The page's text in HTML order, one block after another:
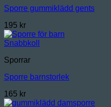
Sporre gummiklädd gents
195 kr
Snabbkoll
Sporrar
Sporre barnstorlek
165 kr